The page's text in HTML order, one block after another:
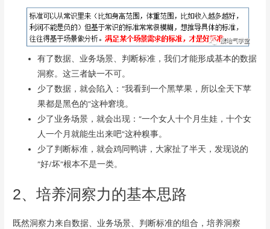
有了数据、业务场景、判断标准，我们才能形成基本的数据
洞察。这三者缺一不可。
少了数据，就会陷入：“我看到一个黑苹果，所以全天下苹
果都是黑色的”这种窘境。
少了业务场景，就会出现：“一个女人十个月生娃，十个女
人一个月就能生出来吧”这种糗事。
少了判断标准，就会鸡同鸭讲，大家扯了半天，发现说的
“好/坏”根本不是一类。
2、培养洞察力的基本思路
既然洞察力来自数据、业务场景、判断标准的组合，培养洞察